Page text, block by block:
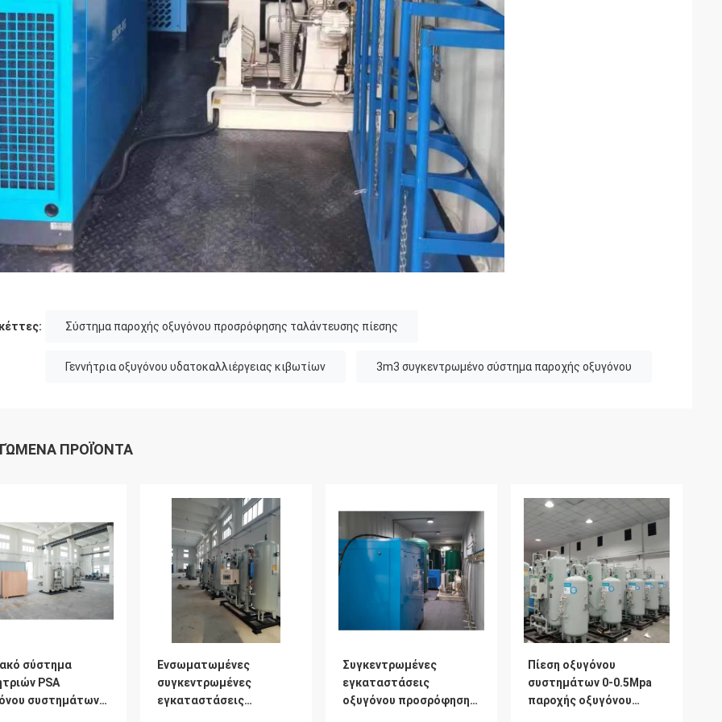
Σύστημα παροχής οξυγόνου προσρόφησης ταλάντευσης πίεσης
Γεννήτρια οξυγόνου υδατοκαλλιέργειας κιβωτίων 3m3 συγκεντρωμένο σύστημα παροχής οξυγόνου
ΠΡΟΪΌΝΤΑ
σύστημα
PSA
συστημάτων
Ενσωματωμένες
συγκεντρωμένες
εγκαταστάσεις
Συγκεντρωμένες
εγκαταστάσεις
οξυγόνου προσρόφησης
Πίεση οξυγόνου
συστημάτων 0-0.5Mpa
παροχής οξυγόνου